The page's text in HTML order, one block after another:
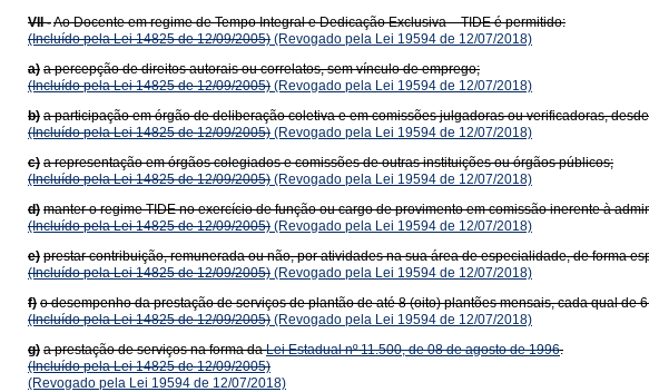
VII -Ao Docente em regime de Tempo Integral e Dedicação Exclusiva – TIDE é permitido:
(Incluído pela Lei 14825 de 12/09/2005) (Revogado pela Lei 19594 de 12/07/2018)
a) a percepção de direitos autorais ou correlatos, sem vínculo de emprego;
(Incluído pela Lei 14825 de 12/09/2005) (Revogado pela Lei 19594 de 12/07/2018)
b) a participação em órgão de deliberação coletiva e em comissões julgadoras ou verificadoras,
(Incluído pela Lei 14825 de 12/09/2005) (Revogado pela Lei 19594 de 12/07/2018)
c) a representação em órgãos colegiados e comissões de outras instituições ou órgãos públicos;
(Incluído pela Lei 14825 de 12/09/2005) (Revogado pela Lei 19594 de 12/07/2018)
d) manter o regime TIDE no exercício de função ou cargo de provimento em comissão inerente à
(Incluído pela Lei 14825 de 12/09/2005) (Revogado pela Lei 19594 de 12/07/2018)
e) prestar contribuição, remunerada ou não, por atividades na sua área de especialidade, de forma
(Incluído pela Lei 14825 de 12/09/2005) (Revogado pela Lei 19594 de 12/07/2018)
f) o desempenho da prestação de serviços de plantão de até 8 (oito) plantões mensais, cada qual
(Incluído pela Lei 14825 de 12/09/2005) (Revogado pela Lei 19594 de 12/07/2018)
g) a prestação de serviços na forma daLei Estadual nº 11.500, de 08 de agosto de 1996.
(Incluído pela Lei 14825 de 12/09/2005)
(Revogado pela Lei 19594 de 12/07/2018)